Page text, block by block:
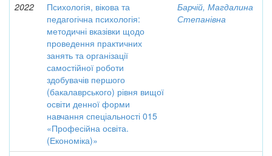
2022
Психологія, вікова та
педагогічна психологія:
методичні вказівки щодо
проведення практичних
занять та організації
самостійної роботи
здобувачів першого
(бакалаврського) рівня вищої
освіти денної форми
навчання спеціальності 015
«Професійна освіта.
(Економіка)»
Барчій, Магдалина
Степанівна